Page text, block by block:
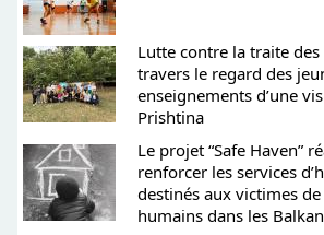
Lutte contre la traite
travers le regard des
enseignements d’une
Prishtina
Le projet “Safe Haven”
renforcer les services
destinés aux victimes
humains dans les